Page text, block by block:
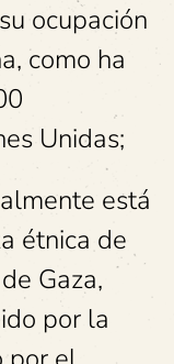
ocupación
como ha
Unidas;
está
étnica de
Gaza,
por la